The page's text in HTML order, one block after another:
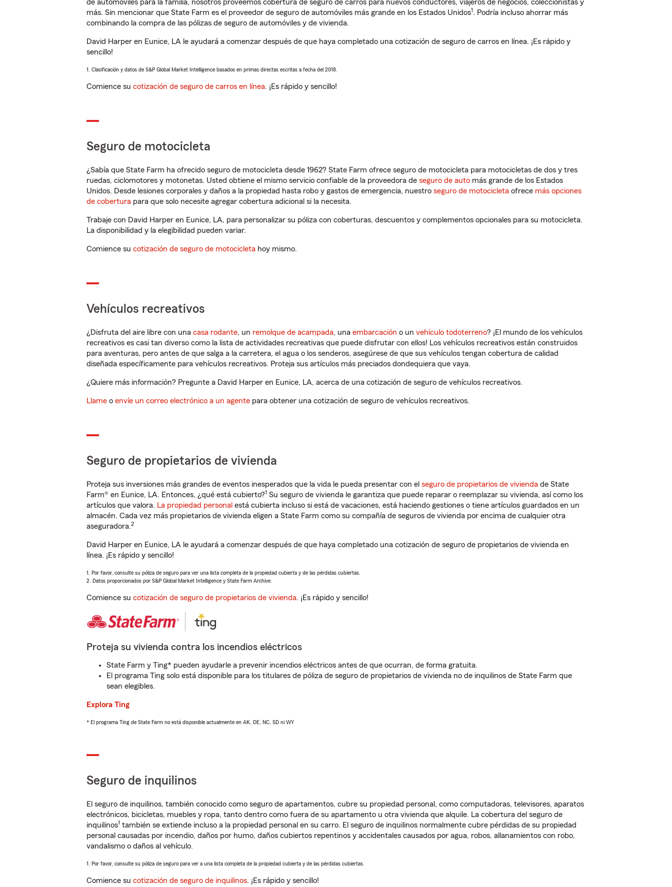
de automóviles para la familia, nosotros proveemos cobertura de seguro de carros para nuevos conductores, viajeros de negocios, coleccionistas y
más. Sin mencionar que State Farm es el proveedor de seguro de automóviles más grande en los Estados Unidos1. Podría incluso ahorrar más
combinando la compra de las pólizas de seguro de automóviles y de vivienda.
David Harper en Eunice, LA le ayudará a comenzar después de que haya completado una cotización de seguro de carros en línea. ¡Es rápido y
sencillo!
1. Clasificación y datos de S&P Global Market Intelligence basados en primas directas escritas a fecha del 2018.
Comience su cotización de seguro de carros en línea. ¡Es rápido y sencillo!
Seguro de motocicleta
¿Sabía que State Farm ha ofrecido seguro de motocicleta desde 1962? State Farm ofrece seguro de motocicleta para motocicletas de dos y tres
ruedas, ciclomotores y motonetas. Usted obtiene el mismo servicio confiable de la proveedora de seguro de auto más grande de los Estados
Unidos. Desde lesiones corporales y daños a la propiedad hasta robo y gastos de emergencia, nuestro seguro de motocicleta ofrece más opciones
de cobertura para que solo necesite agregar cobertura adicional si la necesita.
Trabaje con David Harper en Eunice, LA, para personalizar su póliza con coberturas, descuentos y complementos opcionales para su motocicleta.
La disponibilidad y la elegibilidad pueden variar.
Comience su cotización de seguro de motocicleta hoy mismo.
Vehículos recreativos
¿Disfruta del aire libre con una casa rodante, un remolque de acampada, una embarcación o un vehículo todoterreno? ¡El mundo de los vehículos
recreativos es casi tan diverso como la lista de actividades recreativas que puede disfrutar con ellos! Los vehículos recreativos están construidos
para aventuras, pero antes de que salga a la carretera, el agua o los senderos, asegúrese de que sus vehículos tengan cobertura de calidad
diseñada específicamente para vehículos recreativos. Proteja sus artículos más preciados dondequiera que vaya.
¿Quiere más información? Pregunte a David Harper en Eunice, LA, acerca de una cotización de seguro de vehículos recreativos.
Llame o envíe un correo electrónico a un agente para obtener una cotización de seguro de vehículos recreativos.
Seguro de propietarios de vivienda
Proteja sus inversiones más grandes de eventos inesperados que la vida le pueda presentar con el seguro de propietarios de vivienda de State
Farm® en Eunice, LA. Entonces, ¿qué está cubierto?1 Su seguro de vivienda le garantiza que puede reparar o reemplazar su vivienda, así como los
artículos que valora. La propiedad personal está cubierta incluso si está de vacaciones, está haciendo gestiones o tiene artículos guardados en un
almacén. Cada vez más propietarios de vivienda eligen a State Farm como su compañía de seguros de vivienda por encima de cualquier otra
aseguradora.2
David Harper en Eunice, LA le ayudará a comenzar después de que haya completado una cotización de seguro de propietarios de vivienda en
línea. ¡Es rápido y sencillo!
1. Por favor, consulte su póliza de seguro para ver una lista completa de la propiedad cubierta y de las pérdidas cubiertas.
2. Datos proporcionados por S&P Global Market Intelligence y State Farm Archive.
Comience su cotización de seguro de propietarios de vivienda. ¡Es rápido y sencillo!
Proteja su vivienda contra los incendios eléctricos
State Farm y Ting* pueden ayudarle a prevenir incendios eléctricos antes de que ocurran, de forma gratuita.
El programa Ting solo está disponible para los titulares de póliza de seguro de propietarios de vivienda no de inquilinos de State Farm que
sean elegibles.
Explora Ting
* El programa Ting de State Farm no está disponible actualmente en AK, DE, NC, SD ni WY
Seguro de inquilinos
El seguro de inquilinos, también conocido como seguro de apartamentos, cubre su propiedad personal, como computadoras, televisores, aparatos
electrónicos, bicicletas, muebles y ropa, tanto dentro como fuera de su apartamento u otra vivienda que alquile. La cobertura del seguro de
inquilinos1 también se extiende incluso a la propiedad personal en su carro. El seguro de inquilinos normalmente cubre pérdidas de su propiedad
personal causadas por incendio, daños por humo, daños cubiertos repentinos y accidentales causados por agua, robos, allanamientos con robo,
vandalismo o daños al vehículo.
1. Por favor, consulte su póliza de seguro para ver a una lista completa de la propiedad cubierta y de las pérdidas cubiertas.
Comience su cotización de seguro de inquilinos. ¡Es rápido y sencillo!